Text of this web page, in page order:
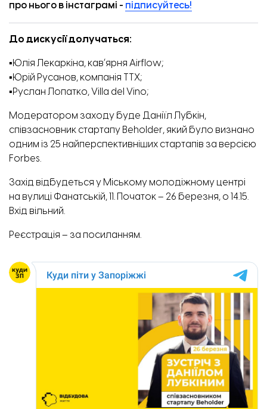
про нього в інстаграмі - підписуйтесь!
До дискусії долучаться:
▪️Юлія Лекаркіна, кавʼярня Airflow;
▪️Юрій Русанов, компанія ТТХ;
▪️Руслан Лопатко, Villa del Vino;
Модератором заходу буде Даніїл Лубкін,
співзасновник стартапу Beholder, який було визнано
одним із 25 найперспективніших стартапів за версією
Forbes.
Захід відбудеться у Міському молодіжному центрі
на вулиці Фанатській, 11. Початок – 26 березня, о 14.15.
Вхід вільний.
Реєстрація – за посиланням.